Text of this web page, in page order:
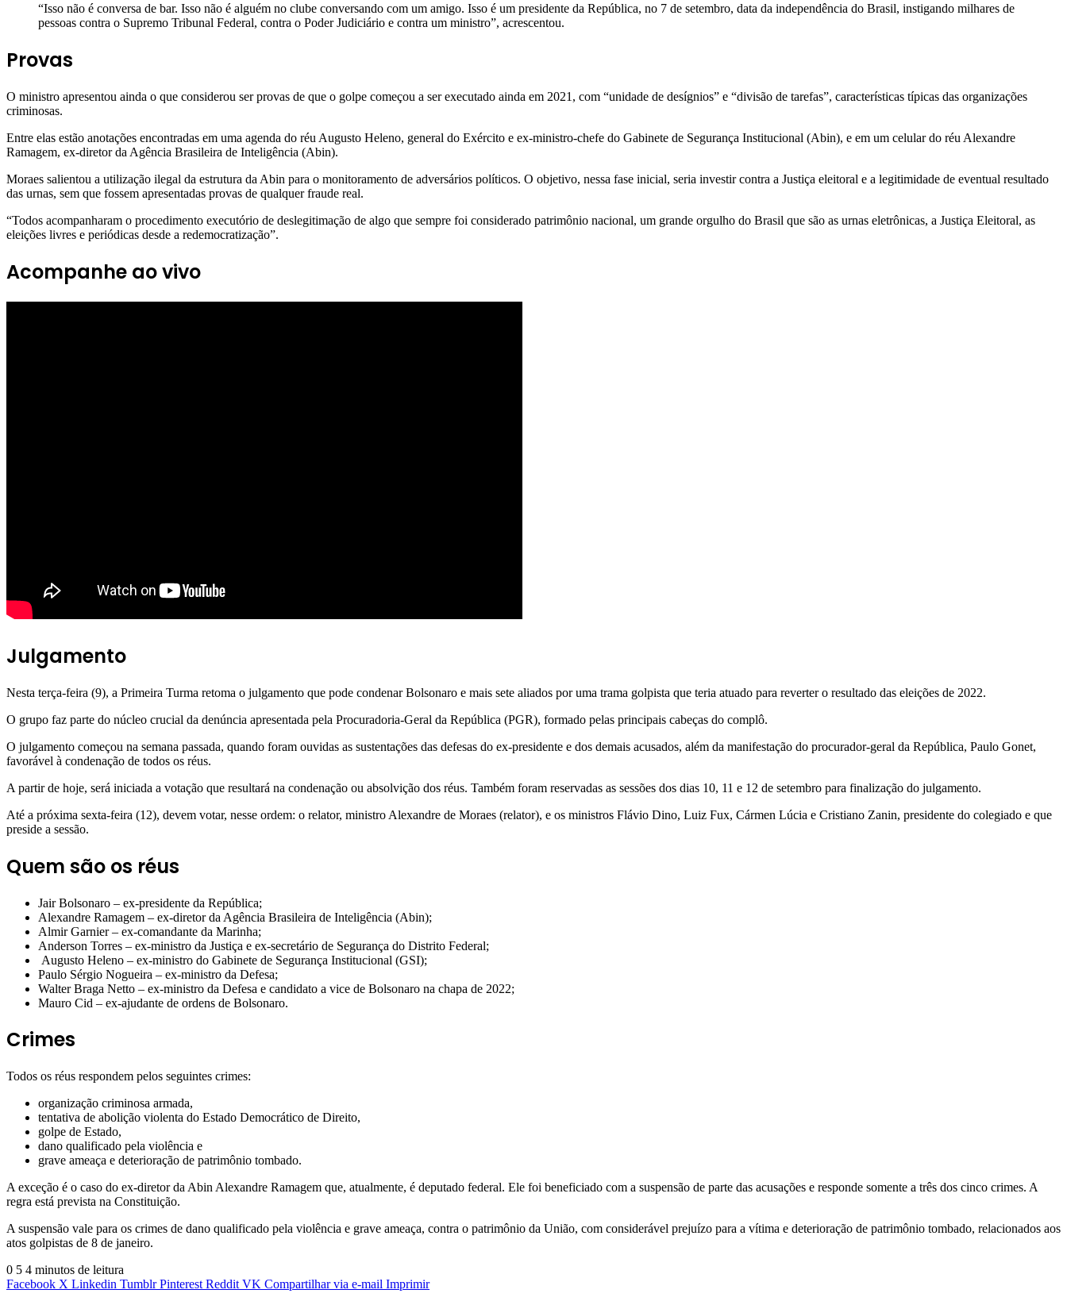
“Isso não é conversa de bar. Isso não é alguém no clube conversando com um amigo. Isso é um presidente da República, no 7 de setembro, data da independência do Brasil, instigando milhares de
pessoas contra o Supremo Tribunal Federal, contra o Poder Judiciário e contra um ministro”, acrescentou.
Provas
O ministro apresentou ainda o que considerou ser provas de que o golpe começou a ser executado ainda em 2021, com “unidade de desígnios” e “divisão de tarefas”, características típicas das organizações
criminosas.
Entre elas estão anotações encontradas em uma agenda do réu Augusto Heleno, general do Exército e ex-ministro-chefe do Gabinete de Segurança Institucional (Abin), e em um celular do réu Alexandre
Ramagem, ex-diretor da Agência Brasileira de Inteligência (Abin).
Moraes salientou a utilização ilegal da estrutura da Abin para o monitoramento de adversários políticos. O objetivo, nessa fase inicial, seria investir contra a Justiça eleitoral e a legitimidade de eventual resultado
das urnas, sem que fossem apresentadas provas de qualquer fraude real.
“Todos acompanharam o procedimento executório de deslegitimação de algo que sempre foi considerado patrimônio nacional, um grande orgulho do Brasil que são as urnas eletrônicas, a Justiça Eleitoral, as
eleições livres e periódicas desde a redemocratização”.
Acompanhe ao vivo
Julgamento
Nesta terça-feira (9), a Primeira Turma retoma o julgamento que pode condenar Bolsonaro e mais sete aliados por uma trama golpista que teria atuado para reverter o resultado das eleições de 2022.
O grupo faz parte do núcleo crucial da denúncia apresentada pela Procuradoria-Geral da República (PGR), formado pelas principais cabeças do complô.
O julgamento começou na semana passada, quando foram ouvidas as sustentações das defesas do ex-presidente e dos demais acusados, além da manifestação do procurador-geral da República, Paulo Gonet,
favorável à condenação de todos os réus.
A partir de hoje, será iniciada a votação que resultará na condenação ou absolvição dos réus. Também foram reservadas as sessões dos dias 10, 11 e 12 de setembro para finalização do julgamento.
Até a próxima sexta-feira (12), devem votar, nesse ordem: o relator, ministro Alexandre de Moraes (relator), e os ministros Flávio Dino, Luiz Fux, Cármen Lúcia e Cristiano Zanin, presidente do colegiado e que
preside a sessão.
Quem são os réus
Jair Bolsonaro – ex-presidente da República;
Alexandre Ramagem – ex-diretor da Agência Brasileira de Inteligência (Abin);
Almir Garnier – ex-comandante da Marinha;
Anderson Torres – ex-ministro da Justiça e ex-secretário de Segurança do Distrito Federal;
Augusto Heleno – ex-ministro do Gabinete de Segurança Institucional (GSI);
Paulo Sérgio Nogueira – ex-ministro da Defesa;
Walter Braga Netto – ex-ministro da Defesa e candidato a vice de Bolsonaro na chapa de 2022;
Mauro Cid – ex-ajudante de ordens de Bolsonaro.
Crimes
Todos os réus respondem pelos seguintes crimes:
organização criminosa armada,
tentativa de abolição violenta do Estado Democrático de Direito,
golpe de Estado,
dano qualificado pela violência e
grave ameaça e deterioração de patrimônio tombado.
A exceção é o caso do ex-diretor da Abin Alexandre Ramagem que, atualmente, é deputado federal. Ele foi beneficiado com a suspensão de parte das acusações e responde somente a três dos cinco crimes. A
regra está prevista na Constituição.
A suspensão vale para os crimes de dano qualificado pela violência e grave ameaça, contra o patrimônio da União, com considerável prejuízo para a vítima e deterioração de patrimônio tombado, relacionados aos
atos golpistas de 8 de janeiro.
0 5 4 minutos de leitura
Facebook X Linkedin Tumblr Pinterest Reddit VK Compartilhar via e-mail Imprimir